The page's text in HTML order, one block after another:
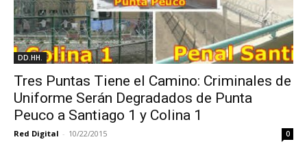
DD.HH.
Tres Puntas Tiene el Camino: Criminales de
Uniforme Serán Degradados de Punta
Peuco a Santiago 1 y Colina 1
Red Digital - 10/22/2015 0